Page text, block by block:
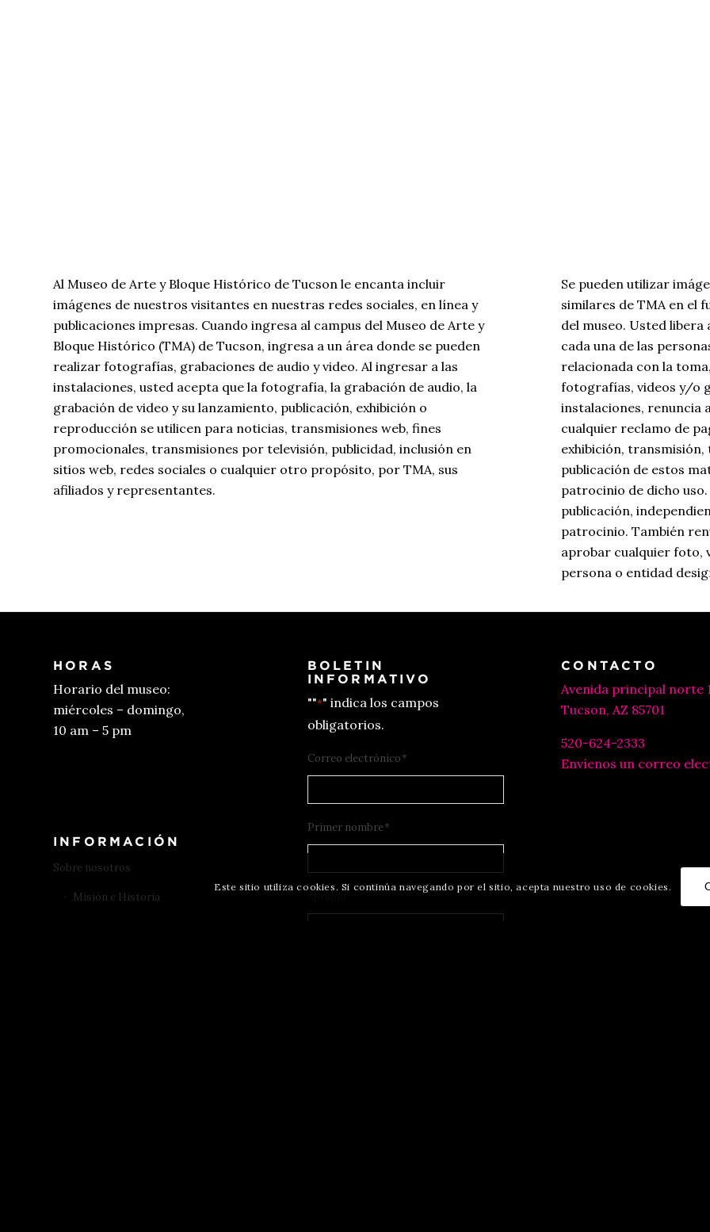
Al Museo de Arte y Bloque Histórico de Tucson le encanta incluir
imágenes de nuestros visitantes en nuestras redes sociales, en línea y
publicaciones impresas. Cuando ingresa al campus del Museo de Arte y
Bloque Histórico (TMA) de Tucson, ingresa a un área donde se pueden
realizar fotografías, grabaciones de audio y video. Al ingresar a las
instalaciones, usted acepta que la fotografía, la grabación de audio, la
grabación de video y su lanzamiento, publicación, exhibición o
reproducción se utilicen para noticias, transmisiones web, fines
promocionales, transmisiones por televisión, publicidad, inclusión en
sitios web, redes sociales o cualquier otro propósito, por TMA, sus
afiliados y representantes.
Se pueden utilizar
similares de TMA en el
del museo. Usted libera
cada una de las
relacionada con la
fotografías, videos y/o
instalaciones, renuncia
cualquier reclamo de
exhibición,
publicación de estos
patrocinio de dicho
publicación,
patrocinio. También
aprobar cualquier foto,
persona o entidad
HORAS
Horario del museo:
miércoles – domingo,
10 am – 5 pm
INFORMACIÓN
Sobre nosotros
Misión e Historia
BOLETIN
INFORMATIVO
""*" indica los campos
obligatorios.
Correo electrónico*
Primer nombre*
CONTACTO
Avenida principal norte
Tucson, AZ 85701
520-624-2333
Envíenos un correo
Este sitio utiliza cookies. Si continúa navegando por el sitio, acepta nuestro uso de cookies.